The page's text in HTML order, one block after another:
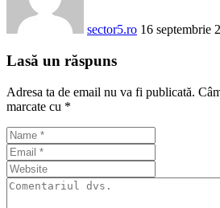
sector5.ro 16 septembrie
Lasă un răspuns
Adresa ta de email nu va fi publicată.
marcate cu *